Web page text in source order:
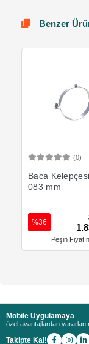
Benzer
(0)
Baca
083 mm
%36
Peşin
Mobile Uygulamaya
özel avantajlardan
Takipte Kal!